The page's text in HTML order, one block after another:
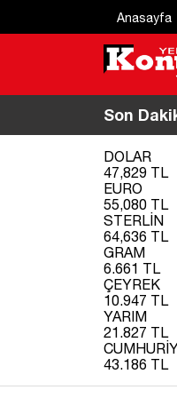
Anasayfa
Son
DOLAR
47,829 TL
EURO
55,080 TL
STERLİN
64,636 TL
GRAM
6.661 TL
ÇEYREK
10.947 TL
YARIM
21.827 TL
43.186 TL